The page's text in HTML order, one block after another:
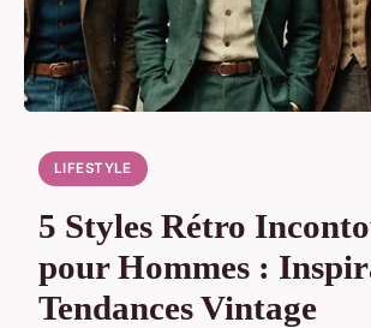
LIFESTYLE
5 Styles Rétro
pour Hommes :
Tendances Vintage